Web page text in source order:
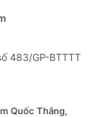
483/GP-BTTTT
Quốc Thắng,